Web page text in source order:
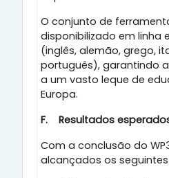
O conjunto de
disponibilizado em linha
(inglês, alemão, grego,
português), garantindo
a um vasto leque de
Europa.
F. Resultados
Com a conclusão do
alcançados os